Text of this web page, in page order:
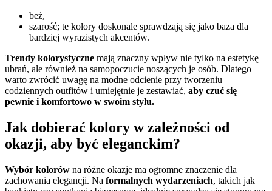
beż,
szarość; te kolory doskonale sprawdzają się jako baza dla
bardziej wyrazistych akcentów.
Trendy kolorystyczne mają znaczny wpływ nie tylko na estetykę
ubrań, ale również na samopoczucie noszących je osób. Dlatego
warto zwrócić uwagę na modne odcienie przy tworzeniu
codziennych outfitów i umiejętnie je zestawiać, aby czuć się
pewnie i komfortowo w swoim stylu.
Jak dobierać kolory w zależności od
okazji, aby być eleganckim?
Wybór kolorów na różne okazje ma ogromne znaczenie dla
zachowania elegancji. Na formalnych wydarzeniach, takich jak